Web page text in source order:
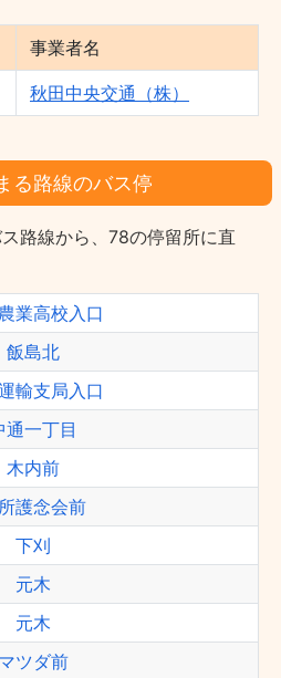
事業者名
秋田中央交通（株）
る路線のバス停
路線から、78の停留所に直
業高校入口
飯島北
輸支局入口
通一丁目
木内前
護念会前
下刈
元木
元木
マツダ前